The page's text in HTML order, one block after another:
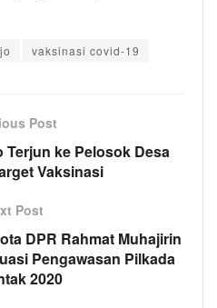
vaksinasi covid-19
Post
ke Pelosok Desa
Vaksinasi
Post
DPR Rahmat Muhajirin
Pengawasan Pilkada
2020